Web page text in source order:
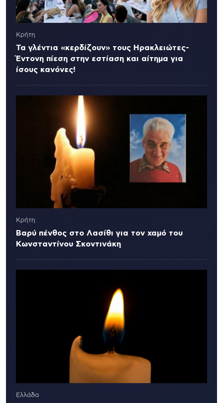
Κρήτη
Τα γλέντια «κερδίζουν» τους Ηρακλειώτες-
Έντονη πίεση στην εστίαση και αίτημα για
ίσους κανόνες!
Κρήτη
Βαρύ πένθος στο Λασίθι για τον χαμό του
Κωνσταντίνου Σκοντινάκη
Ελλάδα